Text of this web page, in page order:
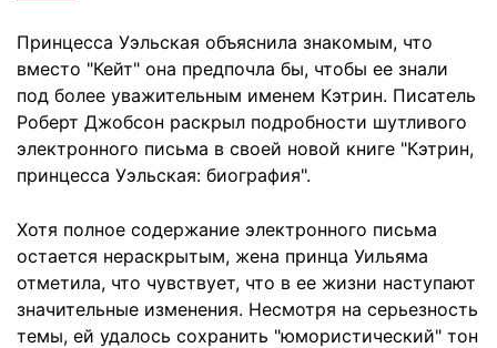
Принцесса Уэльская объяснила знакомым, что
вместо "Кейт" она предпочла бы, чтобы ее знали
под более уважительным именем Кэтрин. Писатель
Роберт Джобсон раскрыл подробности шутливого
электронного письма в своей новой книге "Кэтрин,
принцесса Уэльская: биография".
Хотя полное содержание электронного письма
остается нераскрытым, жена принца Уильяма
отметила, что чувствует, что в ее жизни наступают
значительные изменения. Несмотря на серьезность
темы, ей удалось сохранить "юмористический" тон